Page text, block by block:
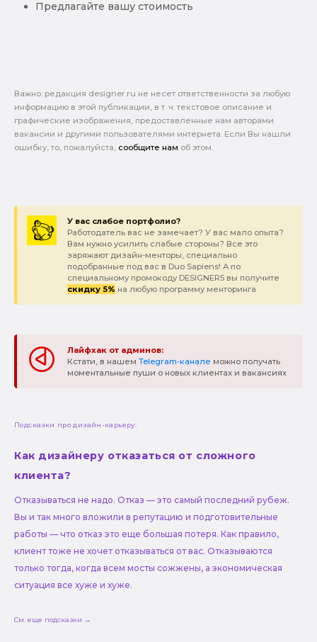
Предлагайте вашу стоимость
Важно: pедакция designer.ru не несет ответственности за любую
информацию в этой публикации, в т. ч. текстовое описание и
графические изображения, предоставленные нам авторами
вакансии и другими пользователями интернета. Если Вы нашли
ошибку, то, пожалуйста, сообщите нам об этом.
У вас слабое портфолио?
Работодатель вас не замечает? У вас мало опыта?
Вам нужно усилить слабые стороны? Все это
заряжают дизайн-менторы, специально
подобранные под вас в Duo Sapiens! А по
специальному промокоду DESIGNER5 вы получите
скидку 5% на любую программу менторинга
Лайфхак от админов:
Кстати, в нашем Telegram-канале можно получать
моментальные пуши о новых клиентах и вакансиях
Подсказки про дизайн-карьеру:
Как дизайнеру отказаться от сложного
клиента?
Отказываться не надо. Отказ — это самый последний рубеж.
Вы и так много вложили в репутацию и подготовительные
работы — что отказ это еще большая потеря. Как правило,
клиент тоже не хочет отказываться от вас. Отказываются
только тогда, когда всем мосты сожжены, а экономическая
ситуация все хуже и хуже.
См. еще подсказки →